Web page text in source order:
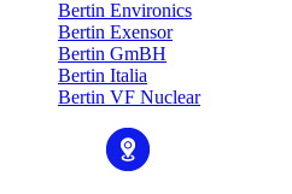
Bertin Environics
Bertin Exensor
Bertin GmBH
Bertin Italia
Bertin VF Nuclear